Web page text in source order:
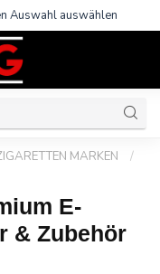
Auswahl auswählen
MARKEN
/
E-
& Zubehör